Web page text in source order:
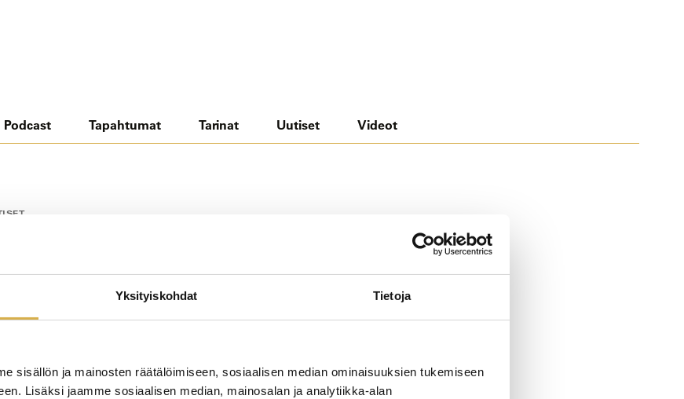
Yksityiskohdat Tietoja
sisällön ja mainosten räätälöimiseen, sosiaalisen median ominaisuuksien tukemiseen
Lisäksi jaamme sosiaalisen median, mainosalan ja analytiikka-alan
Podcast Tapahtumat Tarinat Uutiset Videot